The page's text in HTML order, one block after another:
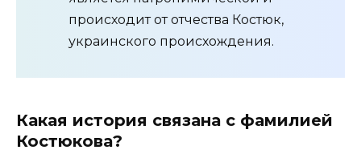
происходит от отчества Костюк,
украинского происхождения.
Какая история связана с фамилией
Костюкова?